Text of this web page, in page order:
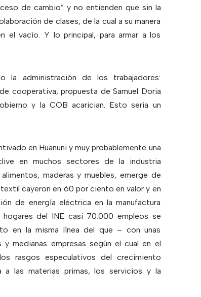
de cambio” y no entienden que sin la
de clases, de la cual a su manera
el vacío. Y lo principal, para armar a los
la administración de los trabajadores:
cooperativa, propuesta de Samuel Doria
y la COB acarician. Esto sería un
en Huanuni y muy probablemente una
en muchos sectores de la industria
maderas y muebles, emerge de
cayeron en 60 por ciento en valor y en
de energía eléctrica en la manufactura
del INE casi 70.000 empleos se
en la misma línea del que – con unas
medianas empresas según el cual en el
rasgos especulativos del crecimiento
las materias primas, los servicios y la